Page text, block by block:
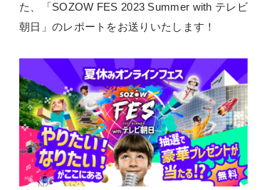
た、「SOZOW FES 2023 Summer with テレビ
朝日」のレポートをお送りいたします！